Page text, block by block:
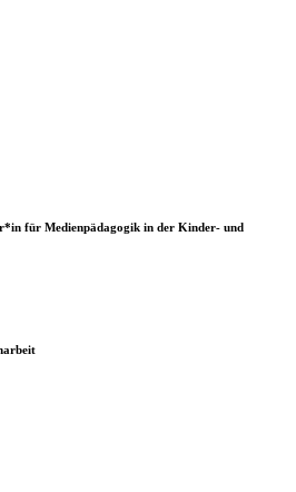
für Medienpädagogik in der Kinder- und